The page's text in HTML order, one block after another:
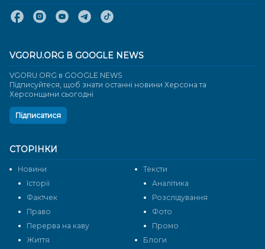
СТОРІНКИ
Новини
Тексти
Історії
Аналітика
Фактчек
Розслідування
Право
Фото
Перерва на каву
Промо
Життя
Блоги
VGORU.ORG В GOOGLE NEWS
VGORU.ORG в GOOGLE NEWS
Підписуйтеся, щоб знати останні новини Херсона та
Херсонщини сьогодні
Підписатися